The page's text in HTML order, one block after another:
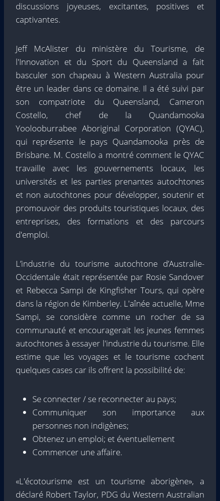
discussions joyeuses, excitantes, positives et
captivantes.
Jeff McAlister du ministère du Tourisme, de
l'Innovation et du Sport du Queensland a fait
basculer son chapeau à Western Australia pour
être un leader dans ce domaine. Il a été suivi par
son compatriote du Queensland, Cameron
Costello, chef de la Quandamooka
Yoolooburrabee Aboriginal Corporation (QYAC),
qui représente le pays Quandamooka près de
Brisbane. M. Costello a montré comment le QYAC
travaille avec les gouvernements locaux, les
universités et les parties prenantes autochtones
et non autochtones pour développer, soutenir et
promouvoir des produits touristiques locaux, des
entreprises, des formations et des parcours
d'emploi.
L’industrie du tourisme autochtone d’Australie-
Occidentale était représentée par Rosie Sandover
et Rebecca Sampi de Kingfisher Tours, qui opère
dans la région de Kimberley. L'aînée actuelle, Mme
Sampi, se considère comme un rocher de sa
communauté et encouragerait les jeunes femmes
autochtones à essayer l'industrie du tourisme. Elle
estime que les voyages et le tourisme cochent
quelques cases car ils offrent la possibilité de:
Se connecter / se reconnecter au pays;
Communiquer son importance aux
personnes non indigènes;
Obtenez un emploi; et éventuellement
Commencer une affaire.
«L'écotourisme est un tourisme aborigène», a
déclaré Robert Taylor, PDG du Western Australian